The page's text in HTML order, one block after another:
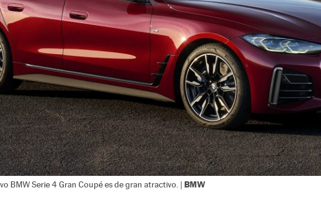
BMW Serie 4 Gran Coupé es de gran atractivo. | BMW